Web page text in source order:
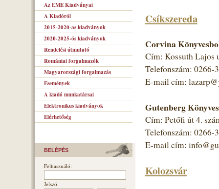
Az EME Kiadványai
A Kiadóról
2015-2020-as kiadványok
2020-2025-ös kiadványok
Rendelési útmutató
Romániai forgalmazók
Magyarországi forgalmazás
Események
A kiadó munkatársai
Elektronikus kiadványok
Elérhetőség
BELÉPÉS
Felhasználó:
Jelszó:
Csíkszereda
Corvina
Cím: Kossuth Lajos
Telefonszám: 0266-
E-mail cím:
Gutenberg
Cím: Petőfi út 4.
Telefonszám: 0266-
E-mail cím:
Kolozsvár